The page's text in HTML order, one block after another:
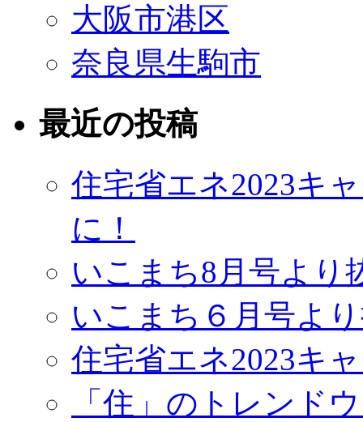
大阪市港区
奈良県生駒市
最近の投稿
住宅省エネ2023キ
に！
いこまち8月号よ
いこまち６月号よ
住宅省エネ2023キ
「住」のトレンド